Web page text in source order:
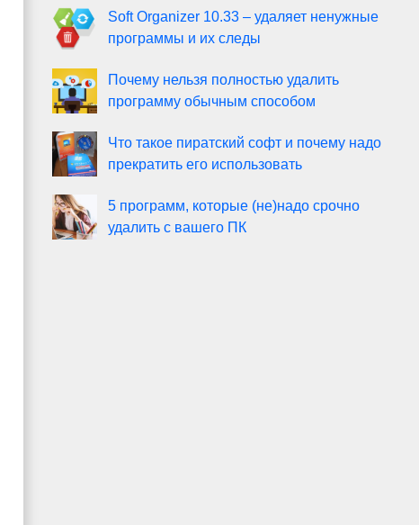
Soft Organizer 10.33 – удаляет ненужные
программы и их следы
Почему нельзя полностью удалить
программу обычным способом
Что такое пиратский софт и почему надо
прекратить его использовать
5 программ, которые (не)надо срочно
удалить с вашего ПК